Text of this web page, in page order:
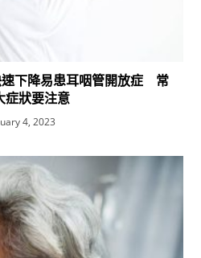
速下降易患耳咽管開放症 常
症狀要注意
4, 2023